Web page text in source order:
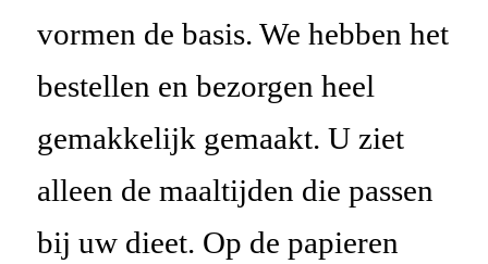
vormen de basis. We hebben het
bestellen en bezorgen heel
gemakkelijk gemaakt. U ziet
alleen de maaltijden die passen
bij uw dieet. Op de papieren